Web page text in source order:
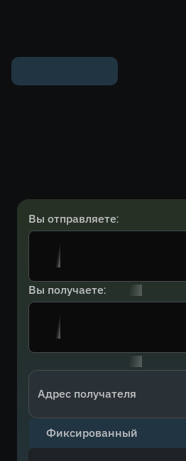
Вы отправляете:
Вы получаете:
Адрес получателя
Фиксированный